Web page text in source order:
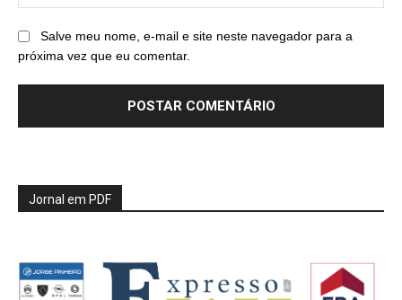
Salve meu nome, e-mail e site neste navegador para a
próxima vez que eu comentar.
Jornal em PDF